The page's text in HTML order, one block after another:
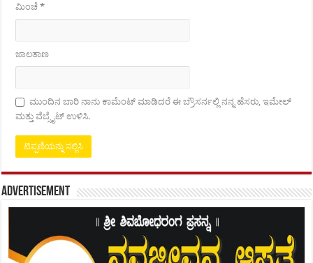
ಮಿಂಚೆ*
ಜಾಲತಾಣ
ಮುಂದಿನ ಬಾರಿ ನಾನು ಕಾಮೆಂಟ್ ಮಾಡಿದರೆ ಈ ಬ್ರೌಸರ್ನಲ್ಲಿ ನನ್ನ ಹೆಸರು, ಇಮೇಲ್
ಮತ್ತು ವೆಬ್ಸೈಟ್ ಉಳಿಸಿ.
Advertisement